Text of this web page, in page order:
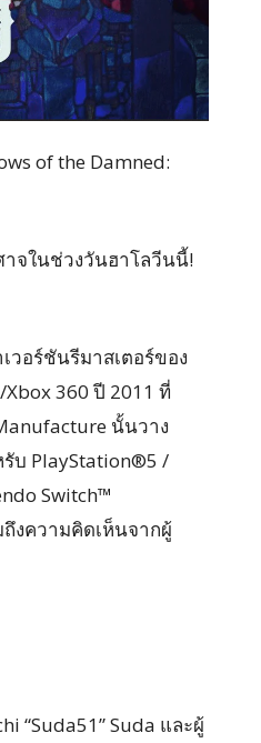
of the Damned:
จในช่วงวันฮาโลวีนนี้!
วอร์ชันรีมาสเตอร์ของ
360 ปี 2011 ที่
นั้นวาง
บ PlayStation®5 /
Switch™
ถึงความคิดเห็นจากผู้
“Suda51” Suda และผู้